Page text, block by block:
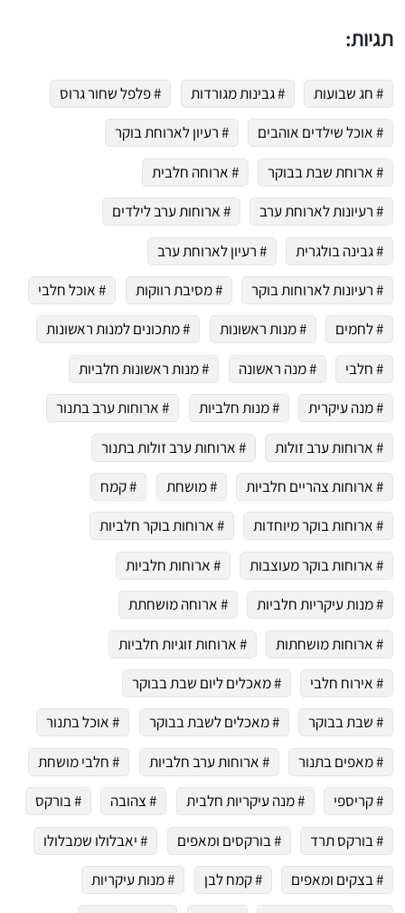
תגיות:
# חג שבועות # גבינות מגורדות
# פלפל שחור גרוס
# אוכל שילדים אוהבים
# רעיון לארוחת בוקר
# ארוחת שבת בבוקר
# ארוחה חלבית
# רעיונות לארוחת ערב
# ארוחות ערב לילדים
# גבינה בולגרית
# רעיון לארוחת ערב
# רעיונות לארוחות בוקר
# מסיבת רווקות
# אוכל חלבי
# לחמים
# מנות ראשונות
# מתכונים למנות ראשונות
# חלבי
# מנה ראשונה
# מנות ראשונות חלביות
# מנה עיקרית
# מנות חלביות
# ארוחות ערב בתנור
# ארוחות ערב זולות
# ארוחות ערב זולות בתנור
# ארוחות צהריים חלביות
# מושחת
# קמח
# ארוחות בוקר מיוחדות
# ארוחות בוקר חלביות
# ארוחות בוקר מעוצבות
# ארוחות חלביות
# מנות עיקריות חלביות
# ארוחה מושחתת
# ארוחות מושחתות
# ארוחות זוגיות חלביות
# אירוח חלבי
# מאכלים ליום שבת בבוקר
# שבת בבוקר
# מאכלים לשבת בבוקר
# אוכל בתנור
# מאפים בתנור
# ארוחות ערב חלביות
# חלבי מושחת
# קריספי
# מנה עיקריות חלבית # צהובה
# בורקס
# בורקס תרד
# בורקסים ומאפים
# יאבלולו שמבלולו
# בצקים ומאפים
# קמח לבן
# מנות עיקריות